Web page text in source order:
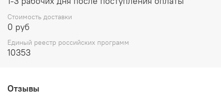
Стоимость доставки
0 руб
Единый реестр российских программ
10353
Отзывы